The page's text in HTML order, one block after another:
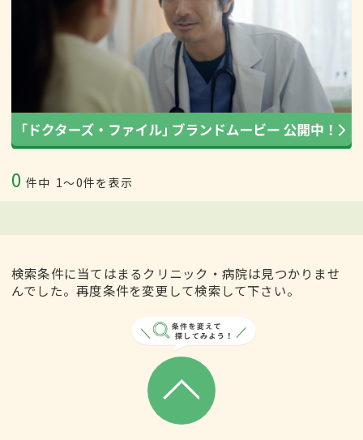
0 件中 1〜0件を表示
検索条件に当てはまるクリニック・病院は見つかりませ
んでした。再度条件を変更して検索して下さい。